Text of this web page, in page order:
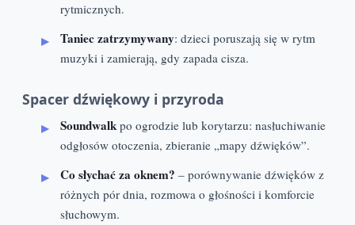
rytmicznych.
Taniec zatrzymywany: dzieci poruszają się w rytm
muzyki i zamierają, gdy zapada cisza.
Spacer dźwiękowy i przyroda
Soundwalk po ogrodzie lub korytarzu: nasłuchiwanie
odgłosów otoczenia, zbieranie „mapy dźwięków”.
Co słychać za oknem? – porównywanie dźwięków z
różnych pór dnia, rozmowa o głośności i komforcie
słuchowym.